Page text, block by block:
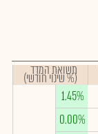
תשואת המדד
(% שינוי חודשי)
1.45%
0.00%